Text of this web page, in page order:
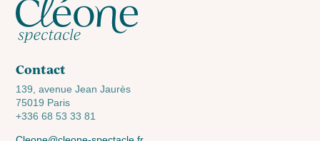
Contact
139, avenue Jean Jaurès
75019 Paris
+336 68 53 33 81